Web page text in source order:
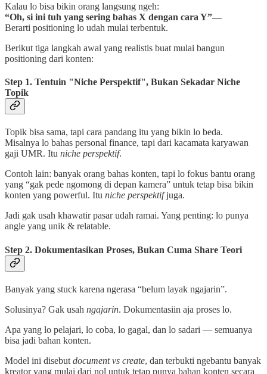
Kalau lo bisa bikin orang langsung ngeh:
“Oh, si ini tuh yang sering bahas X dengan cara Y”—
Berarti positioning lo udah mulai terbentuk.
Berikut tiga langkah awal yang realistis buat mulai bangun
positioning dari konten:
Step 1. Tentuin "Niche Perspektif", Bukan Sekadar Niche
Topik
Topik bisa sama, tapi cara pandang itu yang bikin lo beda.
Misalnya lo bahas personal finance, tapi dari kacamata karyawan
gaji UMR. Itu niche perspektif.
Contoh lain: banyak orang bahas konten, tapi lo fokus bantu orang
yang “gak pede ngomong di depan kamera” untuk tetap bisa bikin
konten yang powerful. Itu niche perspektifjuga.
Jadi gak usah khawatir pasar udah ramai. Yang penting: lo punya
angle yang unik & relatable.
Step 2. Dokumentasikan Proses, Bukan Cuma Share Teori
Banyak yang stuck karena ngerasa “belum layak ngajarin”.
Solusinya? Gak usah ngajarin. Dokumentasiin aja proses lo.
Apa yang lo pelajari, lo coba, lo gagal, dan lo sadari — semuanya
bisa jadi bahan konten.
Model ini disebut document vs create, dan terbukti ngebantu banyak
kreator yang mulai dari nol untuk tetap punya bahan konten secara